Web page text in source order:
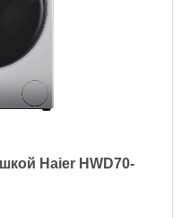
Haier HWD70-